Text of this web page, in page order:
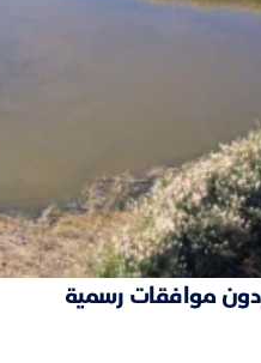
دون موافقات رسمية